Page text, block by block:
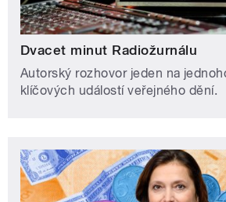
Dvacet minut Radiožurnálu
Autorský rozhovor jeden na
klíčových událostí veřejného dění.